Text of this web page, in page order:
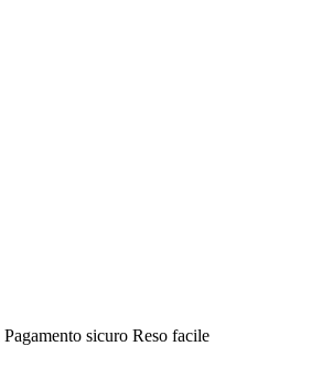
Pagamento sicuro Reso facile